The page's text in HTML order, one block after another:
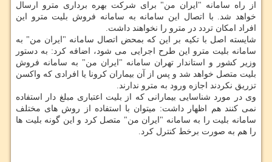
از راه سامانه "ایران من" برای شرکت بهره برداری مترو ارسال
خواهد شد. با اتصال این سامانه به سامانه فروش بلیت مترو این
افراد امکان تردد در مترو را نخواهند داشت.
شایسته اصل با تکیه بر این که بمحض اتصال سامانه "ایران من" به
سامانه بلیت مترو این طرح اجرایی می شود، اضافه کرد: به دستور
وزیر کشور و استاندار تهران سامانه "ایران من" به سامانه فروش
بلیت متصل خواهد شد و پس از آن بیماران کرونا یا افرادی که واکسن
تزریق نکردند اجازه ورود به مترو ندارند.
وی در مورد شناسایی بیمارانی که از بلیت اعتباری مبلغ دار استفاده
نمی کنند هم اظهار داشت: میتوان با استفاده از روش های مختلف
سامانه بلیت را به سامانه "ایران من" متصل کرد و این گونه بلیت ها
را هم به صورت برخط کنترل کرد.